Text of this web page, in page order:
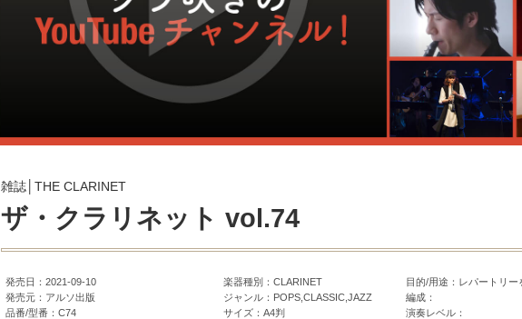
雑誌│THE CLARINET
ザ・クラリネット vol.74
発売日：2021-09-10
発売元：アルソ出版
品番/型番：C74
楽器種別：CLARINET
ジャンル：POPS,CLASSIC,JAZZ
サイズ：A4判
目的/用途：レパートリー
編成：
演奏レベル：